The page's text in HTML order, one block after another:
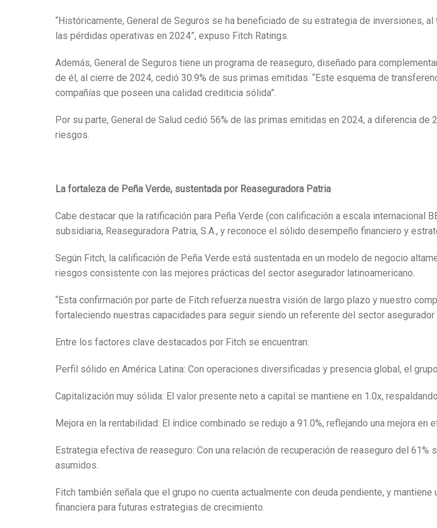
“Históricamente, General de Seguros se ha beneficiado de su estrategia de inversiones,
las pérdidas operativas en 2024”, expuso Fitch Ratings.
Además, General de Seguros tiene un programa de reaseguro, diseñado para
de él, al cierre de 2024, cedió 30.9% de sus primas emitidas. “Este esquema de
compañías que poseen una calidad crediticia sólida”.
Por su parte, General de Salud cedió 56% de las primas emitidas en 2024, a diferencia
riesgos.
La fortaleza de Peña Verde, sustentada por Reaseguradora Patria
Cabe destacar que la ratificación para Peña Verde (con calificación a escala internacional
subsidiaria, Reaseguradora Patria, S.A., y reconoce el sólido desempeño financiero y
Según Fitch, la calificación de Peña Verde está sustentada en un modelo de negocio
riesgos consistente con las mejores prácticas del sector asegurador latinoamericano.
“Esta confirmación por parte de Fitch refuerza nuestra visión de largo plazo y nuestro
fortaleciendo nuestras capacidades para seguir siendo un referente del sector
Entre los factores clave destacados por Fitch se encuentran:
Perfil sólido en América Latina: Con operaciones diversificadas y presencia global, el
Capitalización muy sólida: El valor presente neto a capital se mantiene en 1.0x,
Mejora en la rentabilidad: El índice combinado se redujo a 91.0%, reflejando una mejora
Estrategia efectiva de reaseguro: Con una relación de recuperación de reaseguro del
asumidos.
Fitch también señala que el grupo no cuenta actualmente con deuda pendiente, y
financiera para futuras estrategias de crecimiento.